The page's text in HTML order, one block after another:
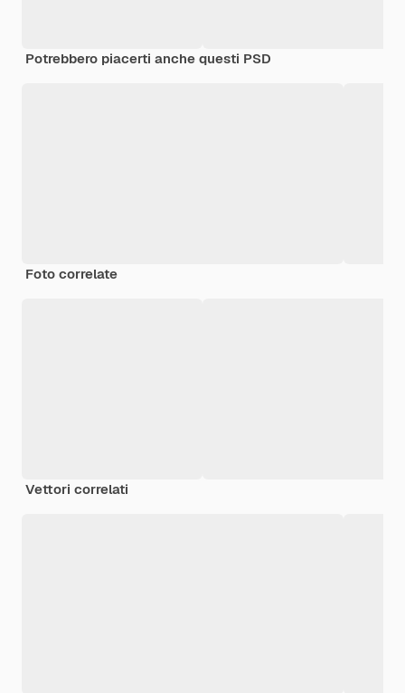
Potrebbero piacerti anche questi PSD
Foto correlate
Vettori correlati